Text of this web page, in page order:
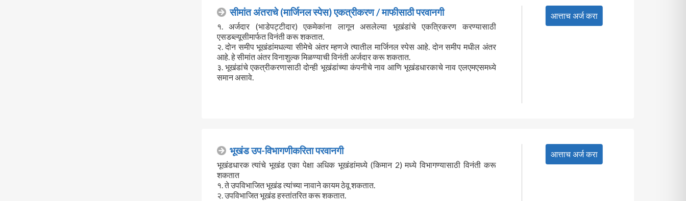
सीमांत अंतराचे (मार्जिनल स्पेस) एकत्रीकरण / माफीसाठी परवानगी
१. अर्जदार (भाडेपट्टीदार) एकमेकांना लागून असलेल्या भूखंडांचे एकत्रिकरण करण्यासाठी
एसडब्ल्यूसीमार्फत विनंती करू शकतात.
२. दोन समीप भूखंडांमधल्या सीमेचे अंतर म्हणजे त्यातील मार्जिनल स्पेस आहे. दोन समीप मधील अंतर
आहे. हे सीमांत अंतर विनाशुल्क मिळण्याची विनंती अर्जदार करू शकतात.
३. भूखंडांचे एकत्रीकरणासाठी दोन्ही भूखंडांच्या कंपनीचे नाव आणि भूखंडधारकाचे नाव एलएमएसमध्ये
समान असावे.
आत्ताच अर्ज करा
भूखंड उप-विभागणीकरिता परवानगी
भूखंडधारक त्यांचे भूखंड एका पेक्षा अधिक भूखंडांमध्ये (किमान 2) मध्ये विभागण्यासाठी विनंती करू
शकतात
१. ते उपविभाजित भूखंड त्यांच्या नावाने कायम ठेवू शकतात.
२. उपविभाजित भूखंड हस्तांतरित करू शकतात.
आत्ताच अर्ज करा